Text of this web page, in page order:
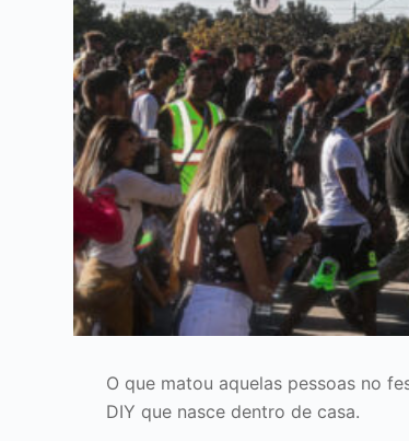
O que matou aquelas pessoas no
DIY que nasce dentro de casa.